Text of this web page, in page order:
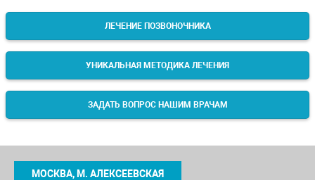
ЛЕЧЕНИЕ ПОЗВОНОЧНИКА
УНИКАЛЬНАЯ МЕТОДИКА ЛЕЧЕНИЯ
ЗАДАТЬ ВОПРОС НАШИМ ВРАЧАМ
МОСКВА, М. АЛЕКСЕЕВСКАЯ